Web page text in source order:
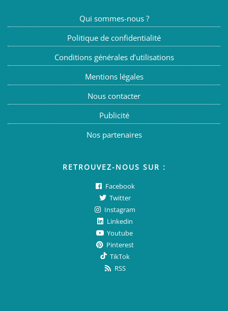
Qui sommes-nous ?
Politique de confidentialité
Conditions générales d’utilisations
Mentions légales
Nous contacter
Publicité
Nos partenaires
RETROUVEZ-NOUS SUR :
Facebook
Twitter
Instagram
Linkedin
Youtube
Pinterest
TikTok
RSS